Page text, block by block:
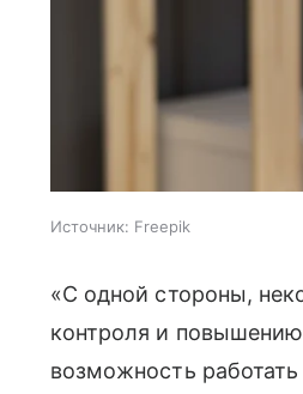
Источник: Freepik
«С одной стороны,
контроля и
возможность